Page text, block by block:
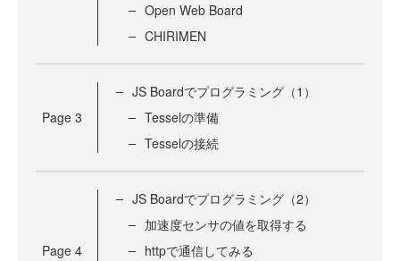
Open Web Board
CHIRIMEN
Page 3
JS Boardでプログラミング（1）
Tesselの準備
Tesselの接続
Page 4
JS Boardでプログラミング（2）
加速度センサの値を取得する
httpで通信してみる